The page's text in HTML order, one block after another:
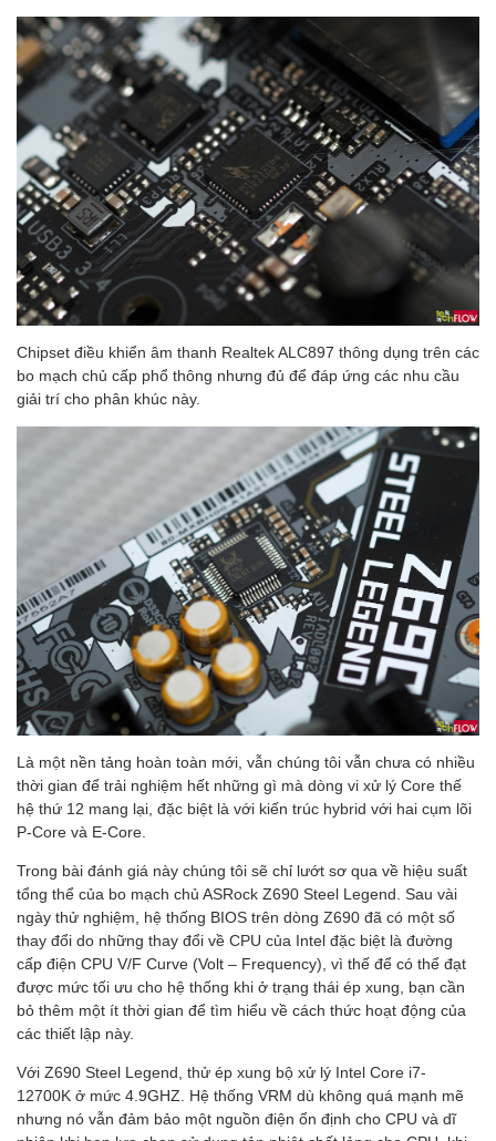
Chipset điều khiển âm thanh Realtek ALC897 thông dụng trên các
bo mạch chủ cấp phổ thông nhưng đủ để đáp ứng các nhu cầu
giải trí cho phân khúc này.
Là một nền tảng hoàn toàn mới, vẫn chúng tôi vẫn chưa có nhiều
thời gian để trải nghiệm hết những gì mà dòng vi xử lý Core thế
hệ thứ 12 mang lại, đặc biệt là với kiến trúc hybrid với hai cụm lõi
P-Core và E-Core.
Trong bài đánh giá này chúng tôi sẽ chỉ lướt sơ qua về hiệu suất
tổng thể của bo mạch chủ ASRock Z690 Steel Legend. Sau vài
ngày thử nghiệm, hệ thống BIOS trên dòng Z690 đã có một số
thay đổi do những thay đổi về CPU của Intel đặc biệt là đường
cấp điện CPU V/F Curve (Volt – Frequency), vì thế để có thể đạt
được mức tối ưu cho hệ thống khi ở trạng thái ép xung, bạn cần
bỏ thêm một ít thời gian để tìm hiểu về cách thức hoạt động của
các thiết lập này.
Với Z690 Steel Legend, thử ép xung bộ xử lý Intel Core i7-
12700K ở mức 4.9GHZ. Hệ thống VRM dù không quá mạnh mẽ
nhưng nó vẫn đảm bảo một nguồn điện ổn định cho CPU và dĩ